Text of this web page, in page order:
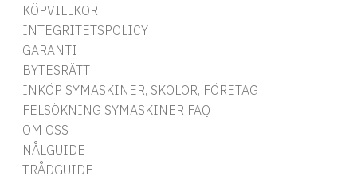
KÖPVILLKOR
INTEGRITETSPOLICY
GARANTI
BYTESRÄTT
INKÖP SYMASKINER, SKOLOR, FÖRETAG
FELSÖKNING SYMASKINER FAQ
OM OSS
NÅLGUIDE
TRÅDGUIDE